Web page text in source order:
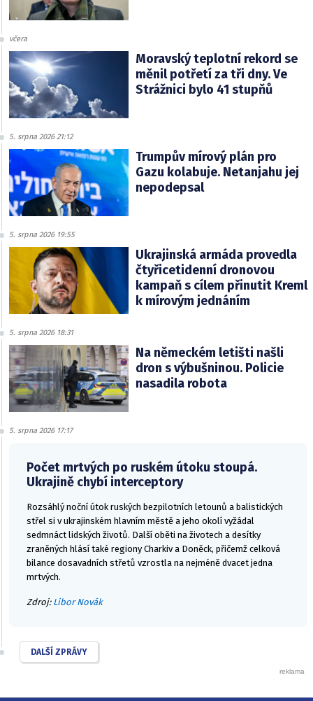
včera
Moravský teplotní rekord se
měnil potřetí za tři dny. Ve
Strážnici bylo 41 stupňů
5. srpna 2026 21:12
Trumpův mírový plán pro
Gazu kolabuje. Netanjahu jej
nepodepsal
5. srpna 2026 19:55
Ukrajinská armáda provedla
čtyřicetidenní dronovou
kampaň s cílem přinutit Kreml
k mírovým jednáním
5. srpna 2026 18:31
Na německém letišti našli
dron s výbušninou. Policie
nasadila robota
5. srpna 2026 17:17
Počet mrtvých po ruském útoku stoupá.
Ukrajině chybí interceptory
Rozsáhlý noční útok ruských bezpilotních letounů a balistických
střel si v ukrajinském hlavním městě a jeho okolí vyžádal
sedmnáct lidských životů. Další oběti na životech a desítky
zraněných hlásí také regiony Charkiv a Doněck, přičemž celková
bilance dosavadních střetů vzrostla na nejméně dvacet jedna
mrtvých.
Zdroj: Libor Novák
DALŠÍ ZPRÁVY